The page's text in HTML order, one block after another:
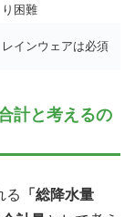
り困難
レインウェアは必須
計と考えるの
る
「総降水量